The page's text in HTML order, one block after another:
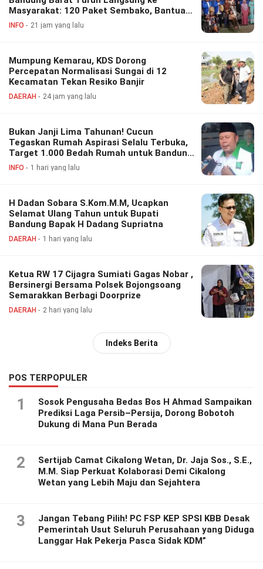
Masyarakat: 120 Paket Sembako, Bantuan
Disabilitas hingga Layanan Kesehatan
INFO 21 jam yang lalu
Mumpung Kemarau, KDS Dorong
Percepatan Normalisasi Sungai di 12
Kecamatan Tekan Resiko Banjir
DAERAH 24 jam yang lalu
Bukan Janji Lima Tahunan! Cucun
Tegaskan Rumah Aspirasi Selalu Terbuka,
Target 1.000 Bedah Rumah untuk Bandung
Barat
INFO 1 hari yang lalu
H Dadan Sobara S.Kom.M.M, Ucapkan
Selamat Ulang Tahun untuk Bupati
Bandung Bapak H Dadang Supriatna
DAERAH 1 hari yang lalu
Ketua RW 17 Cijagra Sumiati Gagas Nobar ,
Bersinergi Bersama Polsek Bojongsoang
Semarakkan Berbagi Doorprize
DAERAH 2 hari yang lalu
Indeks Berita
POS TERPOPULER
1
Sosok Pengusaha Bedas Bos H Ahmad Sampaikan
Prediksi Laga Persib–Persija, Dorong Bobotoh
Dukung di Mana Pun Berada
2
Sertijab Camat Cikalong Wetan, Dr. Jaja Sos., S.E.,
M.M. Siap Perkuat Kolaborasi Demi Cikalong
Wetan yang Lebih Maju dan Sejahtera
3
Jangan Tebang Pilih! PC FSP KEP SPSI KBB Desak
Pemerintah Usut Seluruh Perusahaan yang Diduga
Langgar Hak Pekerja Pasca Sidak KDM”